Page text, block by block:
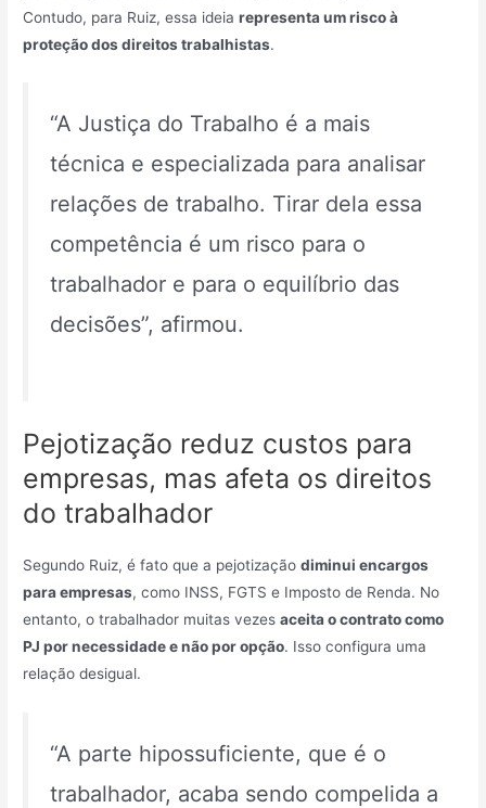
Contudo, para Ruiz, essa ideiarepresenta um risco à
proteção dos direitos trabalhistas.
“A Justiça do Trabalho é a mais
técnica e especializada para analisar
relações de trabalho. Tirar dela essa
competência é um risco para o
trabalhador e para o equilíbrio das
decisões”, afirmou.
Pejotização reduz custos para
empresas, mas afeta os direitos
do trabalhador
Segundo Ruiz, é fato que a pejotizaçãodiminui encargos
para empresas, como INSS, FGTS e Imposto de Renda. No
entanto, o trabalhador muitas vezesaceita o contrato como
PJ por necessidade e não por opção. Isso configura uma
relação desigual.
“A parte hipossuficiente, que é o
trabalhador, acaba sendo compelida a